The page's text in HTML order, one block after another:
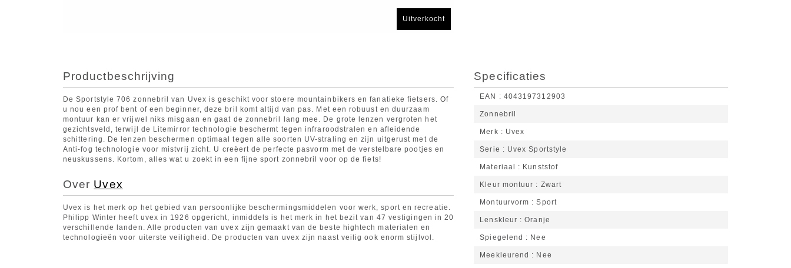
Uitverkocht
Productbeschrijving
De Sportstyle 706 zonnebril van Uvex is geschikt voor stoere mountainbikers en fanatieke fietsers. Of
u nou een prof bent of een beginner, deze bril komt altijd van pas. Met een robuust en duurzaam
montuur kan er vrijwel niks misgaan en gaat de zonnebril lang mee. De grote lenzen vergroten het
gezichtsveld, terwijl de Litemirror technologie beschermt tegen infraroodstralen en afleidende
schittering. De lenzen beschermen optimaal tegen alle soorten UV-straling en zijn uitgerust met de
Anti-fog technologie voor mistvrij zicht. U creëert de perfecte pasvorm met de verstelbare pootjes en
neuskussens. Kortom, alles wat u zoekt in een fijne sport zonnebril voor op de fiets!
Over Uvex
Uvex is het merk op het gebied van persoonlijke beschermingsmiddelen voor werk, sport en recreatie.
Philipp Winter heeft uvex in 1926 opgericht, inmiddels is het merk in het bezit van 47 vestigingen in 20
verschillende landen. Alle producten van uvex zijn gemaakt van de beste hightech materialen en
technologieën voor uiterste veiligheid. De producten van uvex zijn naast veilig ook enorm stijlvol.
Specificaties
EAN 4043197312903
Zonnebril
Merk Uvex
Serie Uvex Sportstyle
Materiaal Kunststof
Kleur montuur Zwart
Montuurvorm Sport
Lenskleur Oranje
Spiegelend Nee
Meekleurend Nee